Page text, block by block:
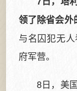
领了除省会外
与名囚犯无
府军营。
8日，美